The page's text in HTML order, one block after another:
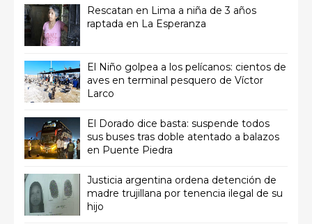
Rescatan en Lima a niña de 3 años
raptada en La Esperanza
El Niño golpea a los pelícanos: cientos de
aves en terminal pesquero de Víctor
Larco
El Dorado dice basta: suspende todos
sus buses tras doble atentado a balazos
en Puente Piedra
Justicia argentina ordena detención de
madre trujillana por tenencia ilegal de su
hijo